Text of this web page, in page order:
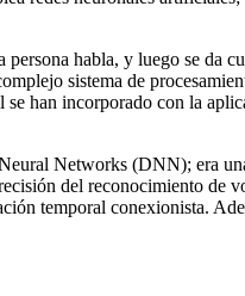
habla, y luego se da
sistema de
han incorporado con la
Networks (DNN); era
del reconocimiento
temporal conexionista.